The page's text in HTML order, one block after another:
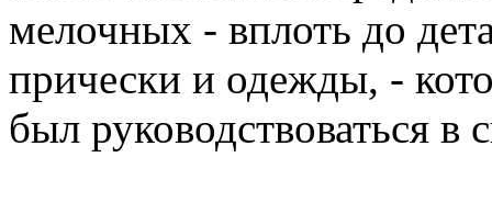
мелочных - вплоть до
прически и одежды, -
был руководствоваться в